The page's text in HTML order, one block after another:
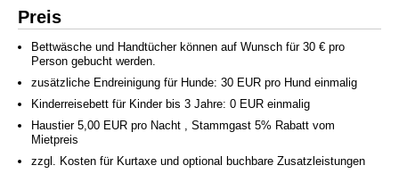
Preis
Bettwäsche und Handtücher können auf Wunsch für 30 € pro
Person gebucht werden.
zusätzliche Endreinigung für Hunde: 30 EUR pro Hund einmalig
Kinderreisebett für Kinder bis 3 Jahre: 0 EUR einmalig
Haustier 5,00 EUR pro Nacht , Stammgast 5% Rabatt vom
Mietpreis
zzgl. Kosten für Kurtaxe und optional buchbare Zusatzleistungen